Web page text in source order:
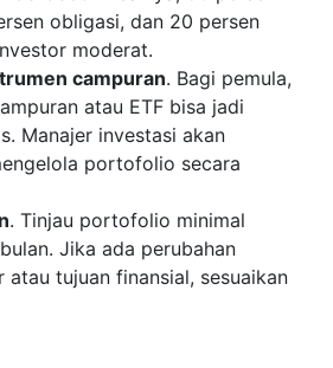
obligasi, dan 20 persen
moderat.
campuran. Bagi pemula,
atau ETF bisa jadi
Manajer investasi akan
portofolio secara
. Tinjau portofolio minimal
Jika ada perubahan
atau tujuan finansial, sesuaikan